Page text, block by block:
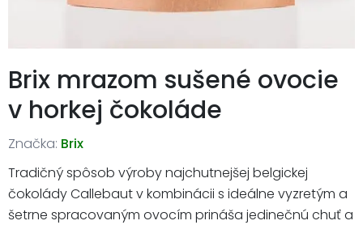
Brix mrazom sušené ovocie
v horkej čokoláde
Značka: Brix
Tradičný spôsob výroby najchutnejšej belgickej
čokolády Callebaut v kombinácii s ideálne vyzretým a
šetrne spracovaným ovocím prináša jedinečnú chuť a